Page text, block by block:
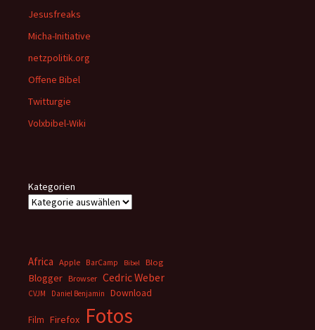
Jesusfreaks
Micha-Initiative
netzpolitik.org
Offene Bibel
Twitturgie
Volxbibel-Wiki
Kategorien
Africa Apple BarCamp Bibel Blog
Blogger Browser Cedric Weber
CVJM Daniel Benjamin Download
Film Firefox Fotos